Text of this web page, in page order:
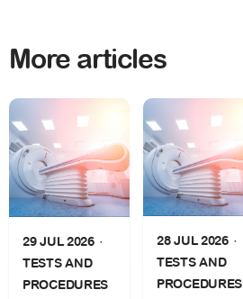
More articles
29 JUL 2026
TESTS AND
PROCEDURES
28 JUL 2026
TESTS AND
PROCEDURES